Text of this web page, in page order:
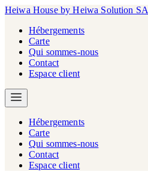
Heiwa House by Heiwa Solution SA
Hébergements
Carte
Qui sommes-nous
Contact
Espace client
Hébergements
Carte
Qui sommes-nous
Contact
Espace client